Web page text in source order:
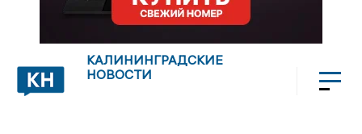
КАЛИНИНГРАДСКИЕ
НОВОСТИ